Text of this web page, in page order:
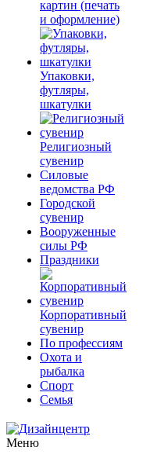
картин (печать
и оформление)
Упаковки,
футляры,
шкатулки
Религиозный
сувенир
Силовые
ведомства РФ
Городской
сувенир
Вооруженные
силы РФ
Праздники
Корпоративный
сувенир
По профессиям
Охота и
рыбалка
Спорт
Семья
Меню